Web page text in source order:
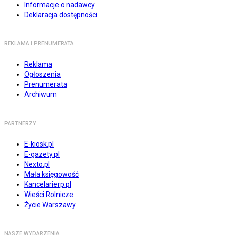
Informacje o nadawcy
Deklaracja dostępności
REKLAMA I PRENUMERATA
Reklama
Ogłoszenia
Prenumerata
Archiwum
PARTNERZY
E-kiosk.pl
E-gazety.pl
Nexto.pl
Mała księgowość
Kancelarierp.pl
Wieści Rolnicze
Życie Warszawy
NASZE WYDARZENIA